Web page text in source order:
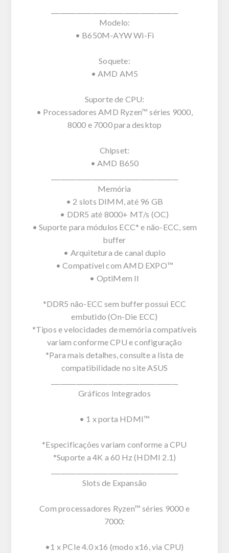
Modelo:
• B650M-AYW Wi-Fi
Soquete:
• AMD AM5
Suporte de CPU:
• Processadores AMD Ryzen™ séries 9000,
8000 e 7000 para desktop
Chipset:
• AMD B650
Memória
• 2 slots DIMM, até 96 GB
• DDR5 até 8000+ MT/s (OC)
• Suporte para módulos ECC* e não-ECC, sem
buffer
• Arquitetura de canal duplo
• Compatível com AMD EXPO™
• OptiMem II
*DDR5 não-ECC sem buffer possui ECC
embutido (On-Die ECC)
*Tipos e velocidades de memória compatíveis
variam conforme CPU e configuração
*Para mais detalhes, consulte a lista de
compatibilidade no site ASUS
Gráficos Integrados
• 1 x porta HDMI™
*Especificações variam conforme a CPU
*Suporte a 4K a 60 Hz (HDMI 2.1)
Slots de Expansão
Com processadores Ryzen™ séries 9000 e
7000:
•1 x PCIe 4.0 x16 (modo x16, via CPU)